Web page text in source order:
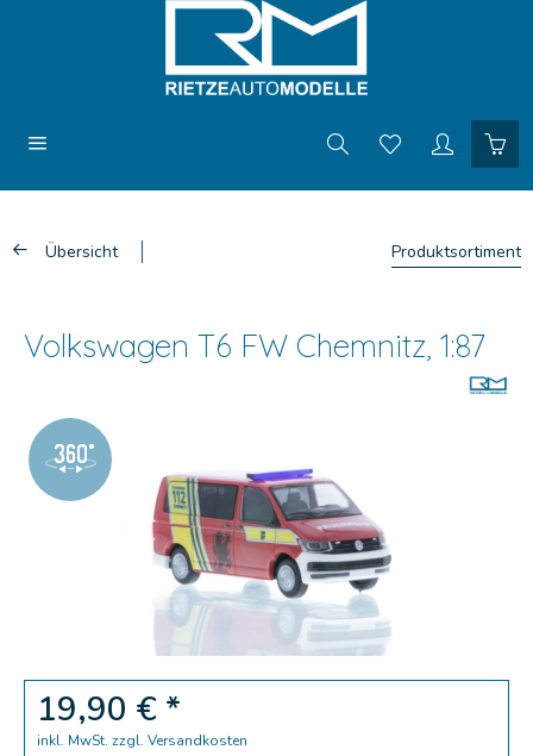
Übersicht Produktsortiment
Volkswagen T6 FW Chemnitz, 1:87
19,90 € *
inkl. MwSt. zzgl. Versandkosten